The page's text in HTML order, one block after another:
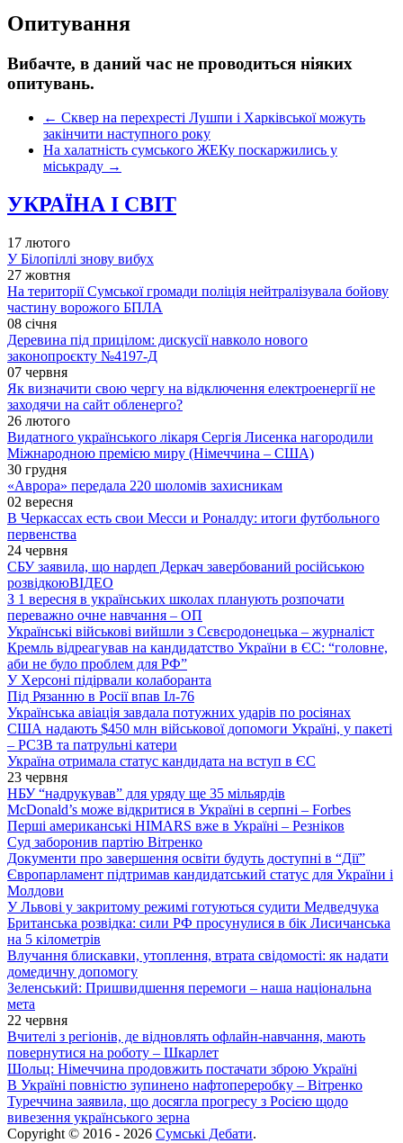
Опитування
Вибачте, в даний час не проводиться ніяких
опитувань.
← Сквер на перехресті Лушпи і Харківської можуть
закінчити наступного року
На халатність сумського ЖЕКу поскаржились у
міськраду →
УКРАЇНА І СВІТ
17 лютого
У Білопіллі знову вибух
27 жовтня
На території Сумської громади поліція нейтралізувала бойову
частину ворожого БПЛА
08 січня
Деревина під прицілом: дискусії навколо нового
законопроєкту №4197-Д
07 червня
Як визначити свою чергу на відключення електроенергії не
заходячи на сайт обленерго?
26 лютого
Видатного українського лікаря Сергія Лисенка нагородили
Міжнародною премією миру (Німеччина – США)
30 грудня
«Аврора» передала 220 шоломів захисникам
02 вересня
В Черкассах есть свои Месси и Роналду: итоги футбольного
первенства
24 червня
СБУ заявила, що нардеп Деркач завербований російською
розвідкоюВІДЕО
З 1 вересня в українських школах планують розпочати
переважно очне навчання – ОП
Українські військові вийшли з Сєвєродонецька – журналіст
Кремль відреагував на кандидатство України в ЄС: “головне,
аби не було проблем для РФ”
У Херсоні підірвали колаборанта
Під Рязанню в Росії впав Іл-76
Українська авіація завдала потужних ударів по росіянах
США надають $450 млн військової допомоги Україні, у пакеті
– РСЗВ та патрульні катери
Україна отримала статус кандидата на вступ в ЄС
23 червня
НБУ “надрукував” для уряду ще 35 мільярдів
McDonald’s може відкритися в Україні в серпні – Forbes
Перші американські HIMARS вже в Україні – Резніков
Суд заборонив партію Вітренко
Документи про завершення освіти будуть доступні в “Дії”
Європарламент підтримав кандидатський статус для України і
Молдови
У Львові у закритому режимі готуються судити Медведчука
Британська розвідка: сили РФ просунулися в бік Лисичанська
на 5 кілометрів
Влучання блискавки, утоплення, втрата свідомості: як надати
домедичну допомогу
Зеленський: Пришвидшення перемоги – наша національна
мета
22 червня
Вчителі з регіонів, де відновлять офлайн-навчання, мають
повернутися на роботу – Шкарлет
Шольц: Німеччина продовжить постачати зброю Україні
В Україні повністю зупинено нафтопереробку – Вітренко
Туреччина заявила, що досягла прогресу з Росією щодо
вивезення українського зерна
Copyright © 2016 - 2026 Сумські Дебати.